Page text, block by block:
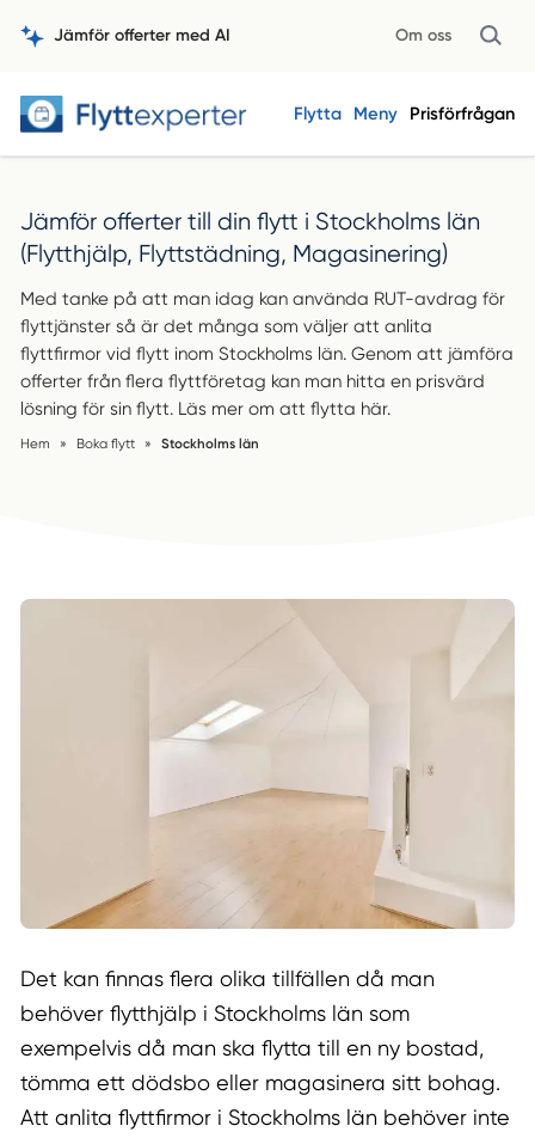
Jämför offerter med AI Om oss
Flytta Meny Prisförfrågan
Jämför offerter till din flytt i Stockholms län
(Flytthjälp, Flyttstädning, Magasinering)
Med tanke på att man idag kan använda RUT-avdrag för
flyttjänster så är det många som väljer att anlita
flyttfirmor vid flytt inom Stockholms län. Genom att jämföra
offerter från flera flyttföretag kan man hitta en prisvärd
lösning för sin flytt. Läs mer om att flytta här.
Hem » Boka flytt » Stockholms län
Det kan finnas flera olika tillfällen då man
behöver flytthjälp i Stockholms län som
exempelvis då man ska flytta till en ny bostad,
tömma ett dödsbo eller magasinera sitt bohag.
Att anlita flyttfirmor i Stockholms län behöver inte